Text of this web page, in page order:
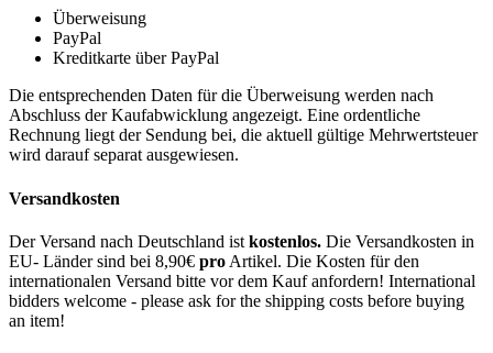
Überweisung
PayPal
Kreditkarte über PayPal
Die entsprechenden Daten für die Überweisung werden nach
Abschluss der Kaufabwicklung angezeigt. Eine ordentliche
Rechnung liegt der Sendung bei, die aktuell gültige Mehrwertsteuer
wird darauf separat ausgewiesen.
Versandkosten
Der Versand nach Deutschland ist kostenlos. Die Versandkosten in
EU- Länder sind bei 8,90€ pro Artikel. Die Kosten für den
internationalen Versand bitte vor dem Kauf anfordern! International
bidders welcome - please ask for the shipping costs before buying
an item!